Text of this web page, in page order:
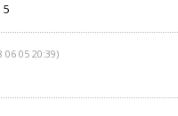
06 05 20:39)